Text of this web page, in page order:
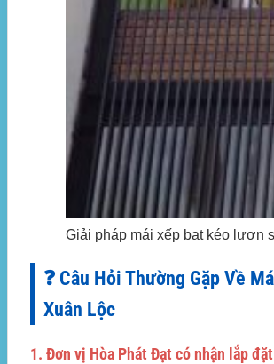
Giải pháp mái xếp bạt kéo lượn
❓ Câu Hỏi Thường Gặp Về
Xuân Lộc
1. Đơn vị Hòa Phát Đạt có nhận lắp